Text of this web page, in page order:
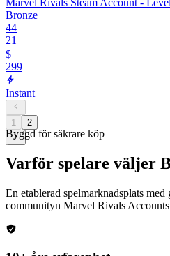
Bronze
44
21
$
299
Instant
1 2
Byggd för säkrare köp
Varför spelare väljer
En etablerad spelmarknadsplats
communityn Marvel Rivals Accounts